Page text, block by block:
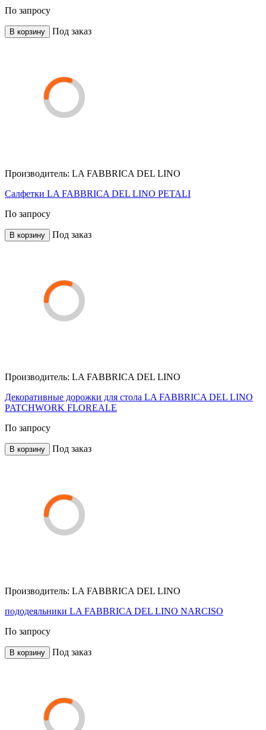
По запросу
В корзину Под заказ
Производитель: LA FABBRICA DEL LINO
Салфетки LA FABBRICA DEL LINO PETALI
По запросу
В корзину Под заказ
Производитель: LA FABBRICA DEL LINO
Декоративные дорожки для стола LA FABBRICA DEL LINO
PATCHWORK FLOREALE
По запросу
В корзину Под заказ
Производитель: LA FABBRICA DEL LINO
пододеяльники LA FABBRICA DEL LINO NARCISO
По запросу
В корзину Под заказ